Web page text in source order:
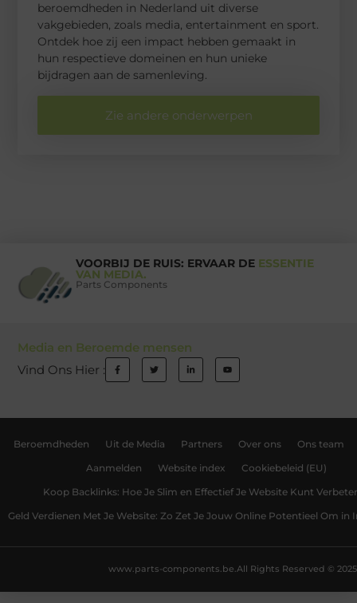
beroemdheden in Nederland uit diverse
vakgebieden, zoals media, entertainment en sport.
Ontdek hoe zij een impact hebben gemaakt in
hun respectieve domeinen en hun unieke
bijdragen aan de samenleving.
Zie andere onderwerpen
VOORBIJ DE RUIS: ERVAAR DE ESSENTIE
VAN MEDIA.
Parts Components
Media en Beroemde mensen
Vind Ons Hier :
Beroemdheden Uit de Media Partners Over ons Ons team
Aanmelden Website index Cookiebeleid (EU)
Koop Backlinks: Hoe Je Slim en Effectief Je Website Kunt
Geld Verdienen Met Je Website: Zo Zet Je Jouw Online Potentieel Om in
All Rights Reserved © 2025
www.parts-components.be.